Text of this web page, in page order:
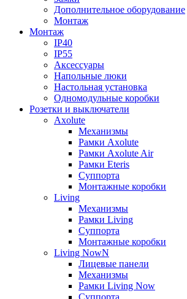
Дополнительное оборудование
Монтаж
Монтаж
IP40
IP55
Аксессуары
Напольные люки
Настольная установка
Одномодульные коробки
Розетки и выключатели
Axolute
Механизмы
Рамки Axolute
Рамки Axolute Air
Рамки Eteris
Суппорта
Монтажные коробки
Living
Механизмы
Рамки Living
Суппорта
Монтажные коробки
Living NowN
Лицевые панели
Механизмы
Рамки Living Now
Суппорта